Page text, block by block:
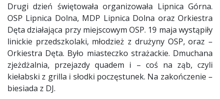
Drugi dzień świętowała organizowała Lipnica Górna.
OSP Lipnica Dolna, MDP Lipnica Dolna oraz Orkiestra
Dęta działająca przy miejscowym OSP. 19 maja wystąpiły
linickie przedszkolaki, młodzież z drużyny OSP, oraz –
Orkiestra Dęta. Było miasteczko strażackie. Dmuchana
zjeżdżalnia, przejazdy quadem i – coś na ząb, czyli
kiełabski z grilla i słodki poczęstunek. Na zakończenie –
biesiada z DJ.